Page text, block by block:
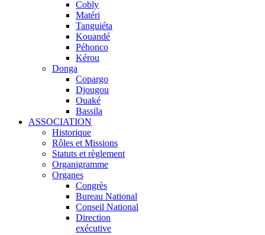
Cobly
Matéri
Tanguiéta
Kouandé
Péhonco
Kérou
Donga
Copargo
Djougou
Ouaké
Bassila
ASSOCIATION
Historique
Rôles et Missions
Statuts et règlement
Organigramme
Organes
Congrès
Bureau National
Conseil National
Direction
exécutive